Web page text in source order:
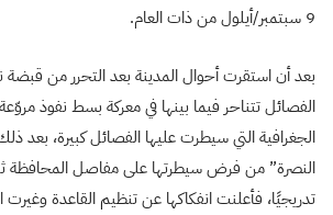
9 سبتمبر/أيلول من ذات العام.
بعد أن استقرت أحوال المدينة بعد التحرر من قبضة
الفصائل تتناحر فيما بينها في معركة بسط نفوذ
الجغرافية التي سيطرت عليها الفصائل كبيرة، بعد
النصرة” من فرض سيطرتها على مفاصل المحافظة
تدريجيًا، فأعلنت انفكاكها عن تنظيم القاعدة